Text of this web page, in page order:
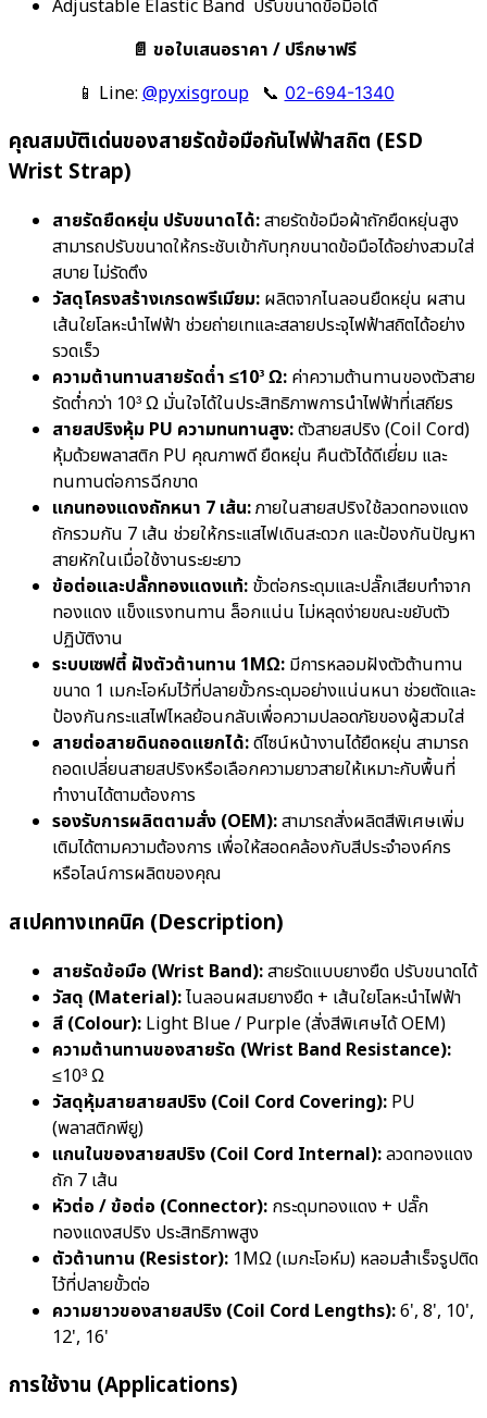
Adjustable Elastic Band ปรับขนาดข้อมือได้
📄 ขอใบเสนอราคา / ปรึกษาฟรี
📱 Line: @pyxisgroup 📞 02-694-1340
คุณสมบัติเด่นของสายรัดข้อมือกันไฟฟ้าสถิต (ESD
Wrist Strap)
สายรัดยืดหยุ่น ปรับขนาดได้:สายรัดข้อมือผ้าถักยืดหยุ่นสูง
สามารถปรับขนาดให้กระชับเข้ากับทุกขนาดข้อมือได้อย่างสวมใส่
สบาย ไม่รัดตึง
วัสดุโครงสร้างเกรดพรีเมียม: ผลิตจากไนลอนยืดหยุ่น ผสาน
เส้นใยโลหะนำไฟฟ้า ช่วยถ่ายเทและสลายประจุไฟฟ้าสถิตได้อย่าง
รวดเร็ว
ความต้านทานสายรัดต่ำ ≤10³ Ω: ค่าความต้านทานของตัวสาย
รัดต่ำกว่า 10³ Ω มั่นใจได้ในประสิทธิภาพการนำไฟฟ้าที่เสถียร
สายสปริงหุ้ม PU ความทนทานสูง:ตัวสายสปริง (Coil Cord)
หุ้มด้วยพลาสติก PU คุณภาพดี ยืดหยุ่น คืนตัวได้ดีเยี่ยม และ
ทนทานต่อการฉีกขาด
แกนทองแดงถักหนา 7 เส้น:ภายในสายสปริงใช้ลวดทองแดง
ถักรวมกัน 7 เส้น ช่วยให้กระแสไฟเดินสะดวก และป้องกันปัญหา
สายหักในเมื่อใช้งานระยะยาว
ข้อต่อและปลั๊กทองแดงแท้: ขั้วต่อกระดุมและปลั๊กเสียบทำจาก
ทองแดง แข็งแรงทนทาน ล็อกแน่น ไม่หลุดง่ายขณะขยับตัว
ปฏิบัติงาน
ระบบเซฟตี้ ฝังตัวต้านทาน 1MΩ: มีการหลอมฝังตัวต้านทาน
ขนาด 1 เมกะโอห์มไว้ที่ปลายขั้วกระดุมอย่างแน่นหนา ช่วยตัดและ
ป้องกันกระแสไฟไหลย้อนกลับเพื่อความปลอดภัยของผู้สวมใส่
สายต่อสายดินถอดแยกได้:ดีไซน์หน้างานได้ยืดหยุ่น สามารถ
ถอดเปลี่ยนสายสปริงหรือเลือกความยาวสายให้เหมาะกับพื้นที่
ทำงานได้ตามต้องการ
รองรับการผลิตตามสั่ง (OEM):สามารถสั่งผลิตสีพิเศษเพิ่ม
เติมได้ตามความต้องการ เพื่อให้สอดคล้องกับสีประจำองค์กร
หรือไลน์การผลิตของคุณ
สเปคทางเทคนิค (Description)
สายรัดข้อมือ (Wrist Band):สายรัดแบบยางยืด ปรับขนาดได้
วัสดุ (Material):ไนลอนผสมยางยืด + เส้นใยโลหะนำไฟฟ้า
สี (Colour): Light Blue / Purple (สั่งสีพิเศษได้ OEM)
ความต้านทานของสายรัด (Wrist Band Resistance):
≤10³ Ω
วัสดุหุ้มสายสายสปริง (Coil Cord Covering): PU
(พลาสติกพียู)
แกนในของสายสปริง (Coil Cord Internal):ลวดทองแดง
ถัก 7 เส้น
หัวต่อ / ข้อต่อ (Connector): กระดุมทองแดง + ปลั๊ก
ทองแดงสปริง ประสิทธิภาพสูง
ตัวต้านทาน (Resistor): 1MΩ (เมกะโอห์ม) หลอมสำเร็จรูปติด
ไว้ที่ปลายขั้วต่อ
ความยาวของสายสปริง (Coil Cord Lengths):6', 8', 10',
12', 16'
การใช้งาน (Applications)